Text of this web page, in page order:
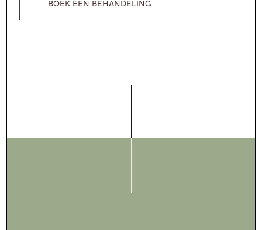
BOEK EEN BEHANDELING